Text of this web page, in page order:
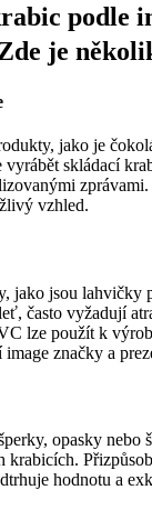
podle
je
jako je
vyrábět skládací
vzhled.
jako jsou lahvičky
často vyžadují
lze použít k
značky a
opasky nebo
krabicích.
hodnotu a